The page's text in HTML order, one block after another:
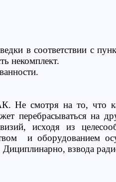
в соответствии с
некомплект.
Не смотря на то, что
перебрасываться на
исходя из
и оборудованием
взвода